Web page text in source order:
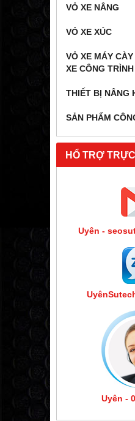
VỎ XE NÂNG
VỎ XE XÚC
VỎ XE MÁY
XE CÔNG
THIẾT BỊ NÂNG
SẢN PHẨM
HỔ TRỢ
Uyên -
Uyên -